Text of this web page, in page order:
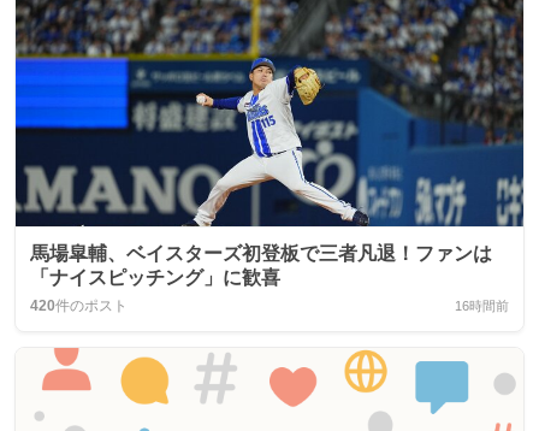
馬場皐輔、ベイスターズ初登板で三者凡退！ファンは
「ナイスピッチング」に歓喜
420件のポスト 16時間前